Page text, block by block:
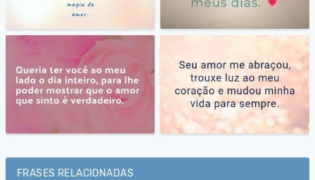
FRASES RELACIONADAS